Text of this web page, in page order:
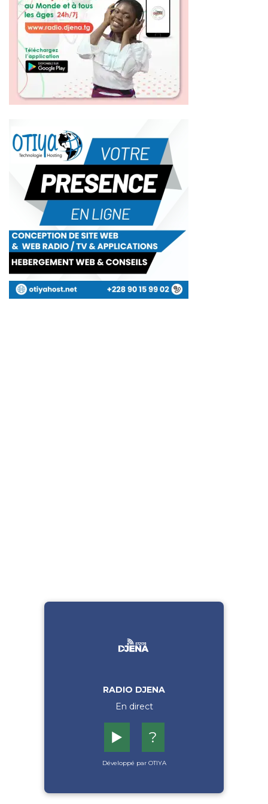
RADIO DJENA
En direct
▶️ ?
Développé par OTIYA